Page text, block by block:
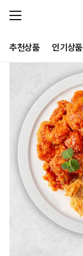
추천상품 인기상품